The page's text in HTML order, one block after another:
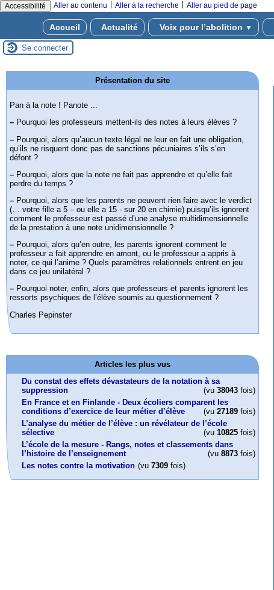
Accessibilité Aller au contenu Aller à la recherche Aller au pied de page
Accueil Actualité Voix pour l’abolition ▼
Se connecter
Présentation du site
Pan à la note ! Panote ...
– Pourquoi les professeurs mettent-ils des notes à leurs élèves ?
– Pourquoi, alors qu’aucun texte légal ne leur en fait une obligation,
qu’ils ne risquent donc pas de sanctions pécuniaires s’ils s’en
défont ?
– Pourquoi, alors que la note ne fait pas apprendre et qu’elle fait
perdre du temps ?
– Pourquoi, alors que les parents ne peuvent rien faire avec le verdict
(… votre fille a 5 – ou elle a 15 - sur 20 en chimie) puisqu’ils ignorent
comment le professeur est passé d’une analyse multidimensionnelle
de la prestation à une note unidimensionnelle ?
– Pourquoi, alors qu’en outre, les parents ignorent comment le
professeur a fait apprendre en amont, ou le professeur a appris à
noter, ce qui l’anime ? Quels paramètres relationnels entrent en jeu
dans ce jeu unilatéral ?
– Pourquoi noter, enfin, alors que professeurs et parents ignorent les
ressorts psychiques de l’élève soumis au questionnement ?
Charles Pepinster
Articles les plus vus
Du constat des effets dévastateurs de la notation à sa
suppression
(vu38043 fois)
En France et en Finlande - Deux écoliers comparent les
conditions d’exercice de leur métier d’élève
(vu27189 fois)
L’analyse du métier de l’élève : un révélateur de l’école
sélective
(vu10825 fois)
L’école de la mesure - Rangs, notes et classements dans
l’histoire de l’enseignement
(vu8873 fois)
Les notes contre la motivation (vu 7309 fois)